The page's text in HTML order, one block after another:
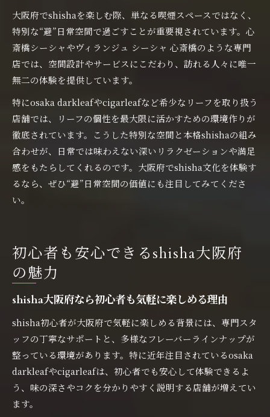
大阪府でshishaを楽しむ際、単なる喫煙スペースではなく、
特別な“避”日常空間で過ごすことが重要視されています。心
斎橋シーシャやヴィランジュ シーシャ 心斎橋のような専門
店では、空間設計やサービスにこだわり、訪れる人々に唯一
無二の体験を提供しています。
特にosaka darkleafやcigarleafなど希少なリーフを取り扱う
店舗では、リーフの個性を最大限に活かすための環境作りが
徹底されています。こうした特別な空間と本格shishaの組み
合わせが、日常では味わえない深いリラクゼーションや満足
感をもたらしてくれるのです。大阪府でshisha文化を体験す
るなら、ぜひ“避”日常空間の価値にも注目してみてくださ
い。
初心者も安心できるshisha大阪府
の魅力
shisha大阪府なら初心者も気軽に楽しめる理由
shisha初心者が大阪府で気軽に楽しめる背景には、専門スタ
ッフの丁寧なサポートと、多様なフレーバーラインナップが
整っている環境があります。特に近年注目されているosaka
darkleafやcigarleafは、初心者でも安心して体験できるよ
う、味の深さやコクを分かりやすく説明する店舗が増えてい
ます。